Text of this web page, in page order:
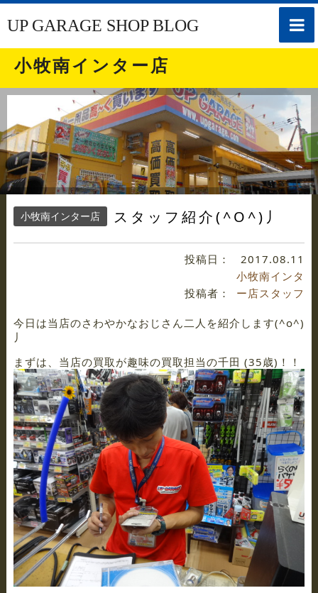
toggle
UP GARAGE SHOP BLOG
小牧南インター店
小牧南インター店 スタッフ紹介(^O^)丿
投稿日： 2017.08.11
投稿者：
小牧南インタ
ー店スタッフ
今日は当店のさわやかなおじさん二人を紹介します(^o^)
丿
まずは、当店の買取が趣味の買取担当の千田 (35歳)！！